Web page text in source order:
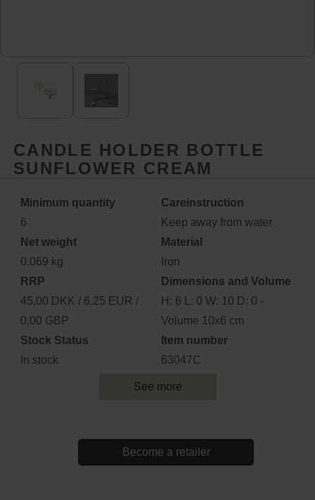
CANDLE HOLDER BOTTLE
SUNFLOWER CREAM
Minimum quantity
6
Careinstruction
Keep away from water
Net weight
0.069 kg
Material
Iron
RRP
45,00 DKK / 6,25 EUR /
0,00 GBP
Dimensions and Volume
H: 6 L: 0 W: 10 D: 0 -
Volume 10x6 cm
Stock Status
In stock
Item number
63047C
See more
Become a retailer